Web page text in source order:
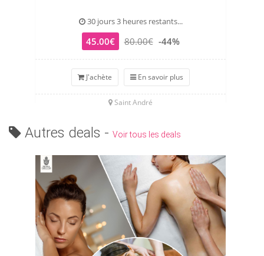
30 jours 3 heures restants...
45.00€ 80.00€ -44%
J'achète En savoir plus
Saint André
Autres deals - Voir tous les deals